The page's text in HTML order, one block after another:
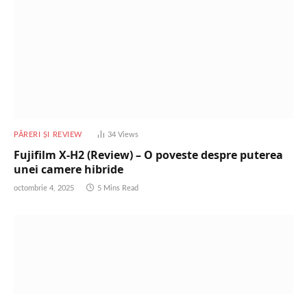
PĂRERI ȘI REVIEW 34 Views
Fujifilm X-H2 (Review) – O poveste despre puterea
unei camere hibride
octombrie 4, 2025 5 Mins Read